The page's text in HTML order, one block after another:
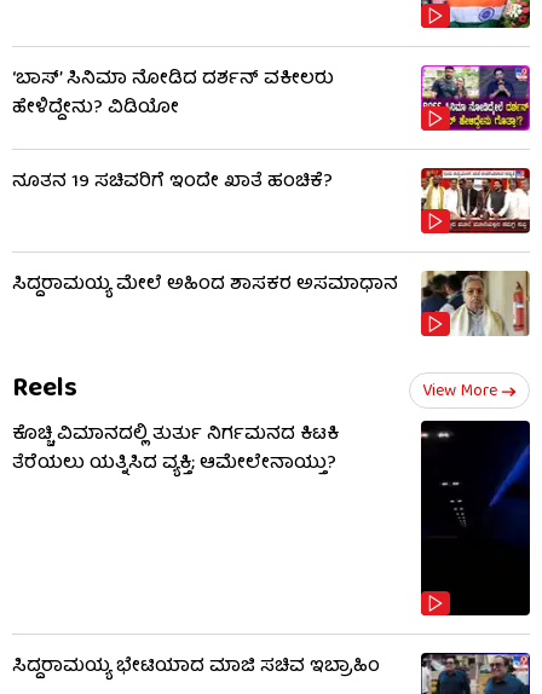
‘ಬಾಸ್’ ಸಿನಿಮಾ ನೋಡಿದ ದರ್ಶನ್ ವಕೀಲರು
ಹೇಳಿದ್ದೇನು? ವಿಡಿಯೋ
ನೂತನ 19 ಸಚಿವರಿಗೆ ಇಂದೇ ಖಾತೆ ಹಂಚಿಕೆ?
ಸಿದ್ದರಾಮಯ್ಯ ಮೇಲೆ ಅಹಿಂದ ಶಾಸಕರ ಅಸಮಾಧಾನ
Reels View More
ಕೊಚ್ಚಿ ವಿಮಾನದಲ್ಲಿ ತುರ್ತು ನಿರ್ಗಮನದ ಕಿಟಕಿ
ತೆರೆಯಲು ಯತ್ನಿಸಿದ ವ್ಯಕ್ತಿ; ಆಮೇಲೇನಾಯ್ತು?
ಸಿದ್ದರಾಮಯ್ಯ ಭೇಟಿಯಾದ ಮಾಜಿ ಸಚಿವ ಇಬ್ರಾಹಿಂ